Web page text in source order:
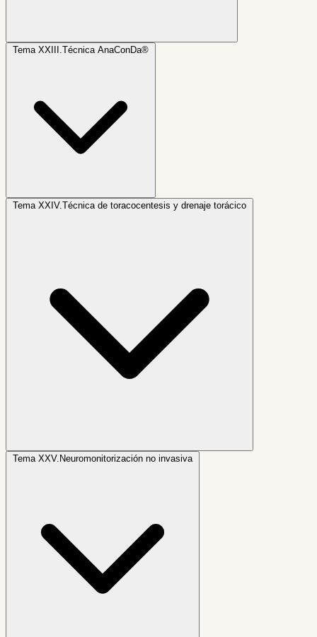
Tema XXIII.
Tema XXIV.
Tema XXV. Neuromonitorización no invasiva